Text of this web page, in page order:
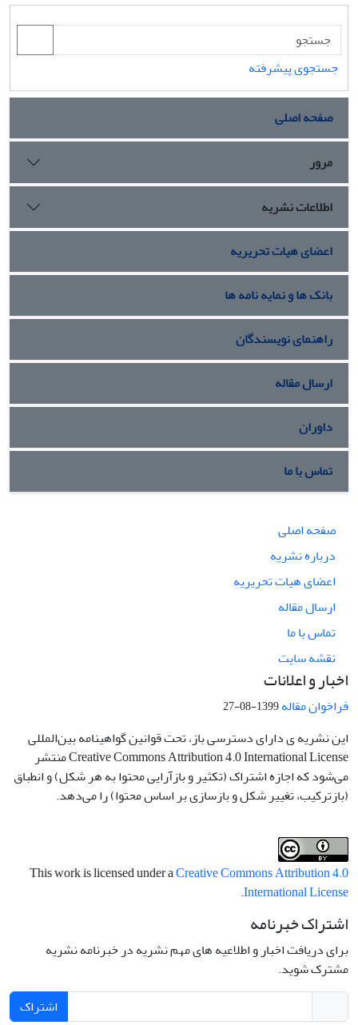
جستجوی پیشرفته
صفحه اصلی
مرور
اطلاعات نشریه
اعضای هیات تحریریه
بانک ها و نمایه نامه ها
راهنمای نویسندگان
ارسال مقاله
داوران
تماس با ما
صفحه اصلی
درباره نشریه
اعضای هیات تحریریه
ارسال مقاله
تماس با ما
نقشه سایت
اخبار و اعلانات
فراخوان مقاله1399-08-27
این نشریه ی دارای دسترسی باز، تحت قوانین گواهینامه بین‌المللی
Creative Commons Attribution 4.0 International License منتشر
می‌شود که اجازه اشتراک (تکثیر و بازآرایی محتوا به هر شکل) و انطباق
(بازترکیب، تغییر شکل و بازسازی بر اساس محتوا) را می‌دهد.
This work is licensed under aCreative Commons Attribution 4.0
International License
.
اشتراک خبرنامه
برای دریافت اخبار و اطلاعیه های مهم نشریه در خبرنامه نشریه
مشترک شوید.
اشتراک